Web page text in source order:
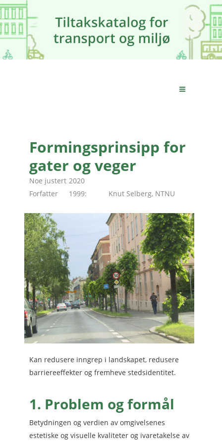
Formingsprinsipp for
gater og veger
Noe justert 2020
Forfatter
1999: Knut Selberg, NTNU
Kan redusere inngrep i landskapet, redusere
barriereeffekter og fremheve stedsidentitet.
1. Problem og formål
Betydningen og verdien av omgivelsenes
estetiske og visuelle kvaliteter og ivaretakelse av